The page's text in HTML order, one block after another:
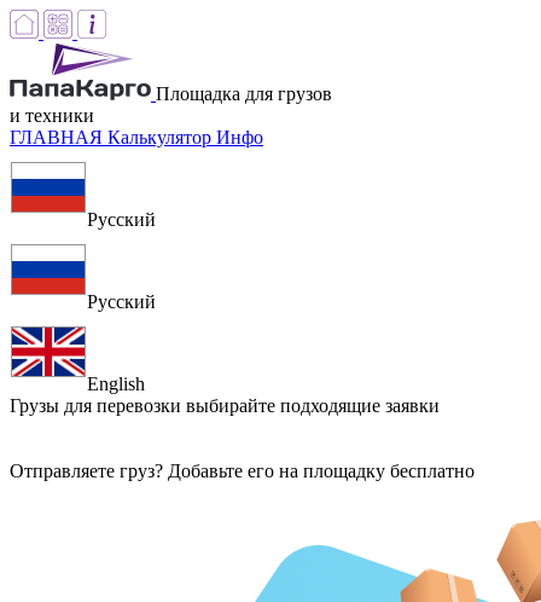
Площадка для грузов
и техники
ГЛАВНАЯ Калькулятор Инфо
Русский
Русский
English
Грузы для перевозки выбирайте подходящие заявки
Отправляете груз? Добавьте его на площадку бесплатно